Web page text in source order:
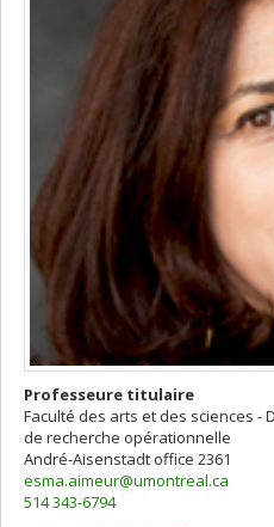
Professeure titulaire
Faculté des arts et des sciences
de recherche opérationnelle
André-Aisenstadt office 2361
esma.aimeur@umontreal.ca
514 343-6794